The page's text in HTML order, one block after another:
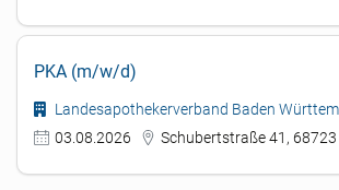
PKA (m/w/d)
Landesapothekerverband Baden
03.08.2026
Schubertstraße 41,